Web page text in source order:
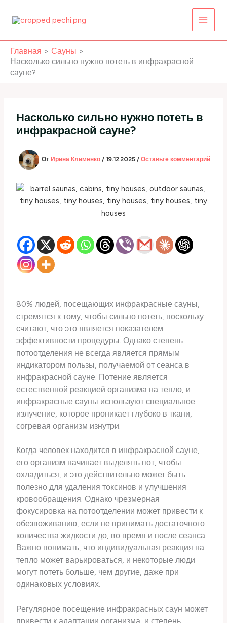
Главная
Сауны
Насколько сильно нужно потеть в инфракрасной
сауне?
Насколько сильно нужно потеть в
инфракрасной сауне?
От Ирина Клименко/ 19.12.2025/Оставьте комментарий
80% людей, посещающих инфракрасные сауны,
стремятся к тому, чтобы сильно потеть, поскольку
считают, что это является показателем
эффективности процедуры. Однако степень
потоотделения не всегда является прямым
индикатором пользы, получаемой от сеанса в
инфракрасной сауне. Потение является
естественной реакцией организма на тепло, и
инфракрасные сауны используют специальное
излучение, которое проникает глубоко в ткани,
согревая организм изнутри.
Когда человек находится в инфракрасной сауне,
его организм начинает выделять пот, чтобы
охладиться, и это действительно может быть
полезно для удаления токсинов и улучшения
кровообращения. Однако чрезмерная
фокусировка на потоотделении может привести к
обезвоживанию, если не принимать достаточного
количества жидкости до, во время и после сеанса.
Важно понимать, что индивидуальная реакция на
тепло может варьироваться, и некоторые люди
могут потеть больше, чем другие, даже при
одинаковых условиях.
Регулярное посещение инфракрасных саун может